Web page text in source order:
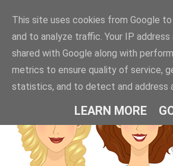
This site uses cookies from Google
and to analyze traffic. Your IP address
shared with Google along with
metrics to ensure quality of service,
statistics, and to detect and address
LEARN MORE